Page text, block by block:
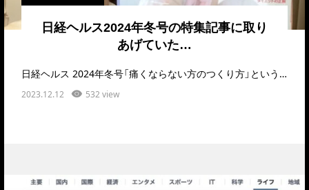
日経ヘルス2024年冬号の特集記事に取り
あげていた…
日経ヘルス 2024年冬号「痛くならない方のつくり方」という特集記事で取りあげていただきました！…
2023.12.12 532 view